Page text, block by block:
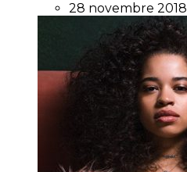
28 novembre 2018